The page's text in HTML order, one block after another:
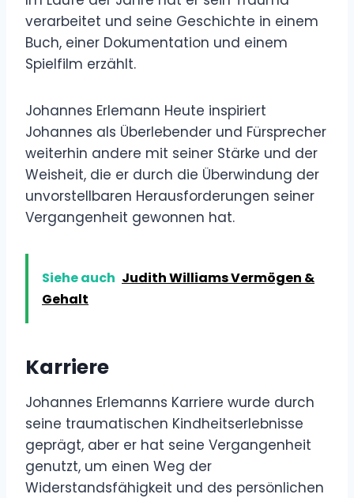
verarbeitet und seine Geschichte in einem
Buch, einer Dokumentation und einem
Spielfilm erzählt.
Johannes Erlemann Heute inspiriert
Johannes als Überlebender und Fürsprecher
weiterhin andere mit seiner Stärke und der
Weisheit, die er durch die Überwindung der
unvorstellbaren Herausforderungen seiner
Vergangenheit gewonnen hat.
Siehe auch Judith Williams Vermögen &
Gehalt
Karriere
Johannes Erlemanns Karriere wurde durch
seine traumatischen Kindheitserlebnisse
geprägt, aber er hat seine Vergangenheit
genutzt, um einen Weg der
Widerstandsfähigkeit und des persönlichen